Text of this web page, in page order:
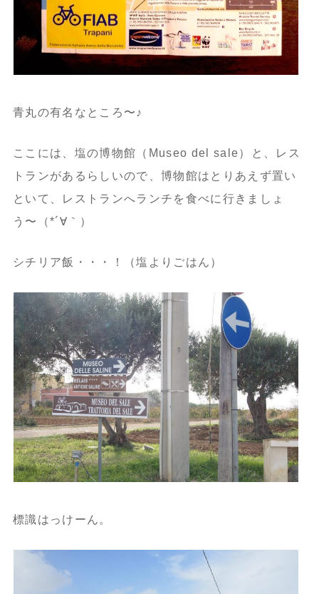
青丸の有名なところ〜♪
ここには、塩の博物館（Museo del sale）と、レス
トランがあるらしいので、博物館はとりあえず置い
といて、レストランへランチを食べに行きましょ
う〜（*´∀｀）
シチリア飯・・・！（塩よりごはん）
標識はっけーん。